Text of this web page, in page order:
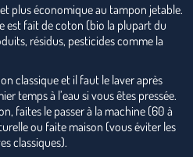
plus économique au tampon jetable.
est fait de coton (bio la plupart du
résidus, pesticides comme la
classique et il faut le laver après
temps à l’eau si vous êtes pressée.
faites le passer à la machine (60 à
ou faite maison (vous éviter les
classiques).